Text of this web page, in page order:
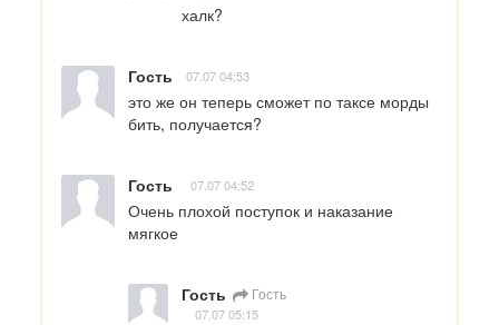
халк?
Гость 07.07 04:53
это же он теперь сможет по таксе морды
бить, получается?
Гость 07.07 04:52
Очень плохой поступок и наказание
мягкое
Гость Гость
07.07 05:15